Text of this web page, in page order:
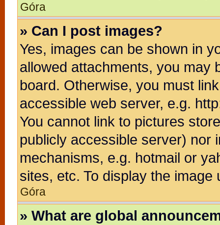
Góra
» Can I post images?
Yes, images can be shown in
allowed attachments, you may
board. Otherwise, you must
accessible web server, e.g.
You cannot link to pictures
publicly accessible server) nor
mechanisms, e.g. hotmail or
sites, etc. To display the
Góra
» What are global